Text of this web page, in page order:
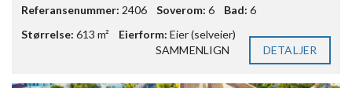
Referansenummer: 2406 Soverom: 6 Bad: 6
Størrelse: 613 m² Eierform: Eier (selveier)
SAMMENLIGN
DETALJER